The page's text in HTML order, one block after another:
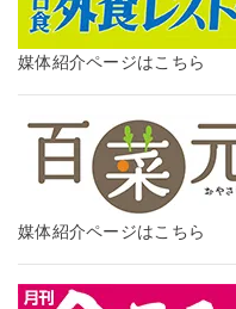
媒体紹介ページはこちら
媒体紹介ページはこちら